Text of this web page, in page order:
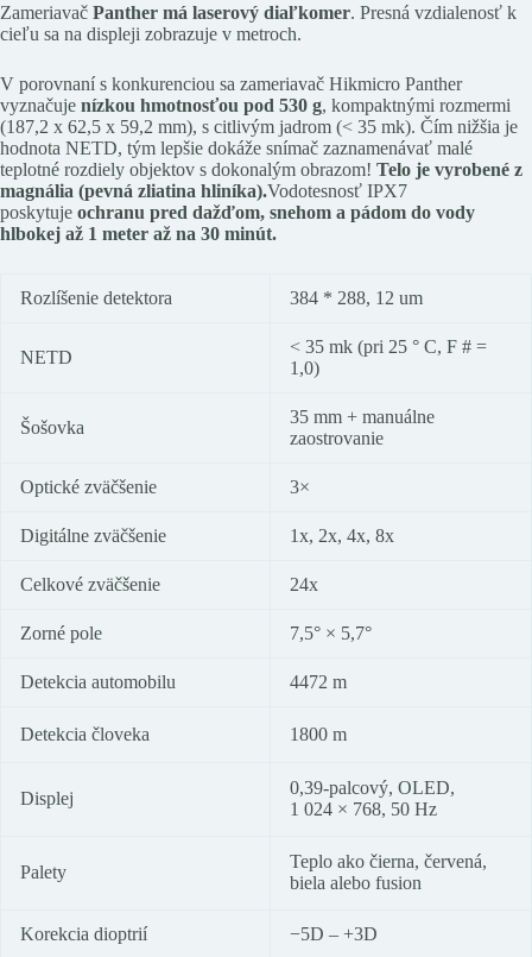
Zameriavač Panther má laserový diaľkomer. Presná vzdialenosť k
cieľu sa na displeji zobrazuje v metroch.
V porovnaní s konkurenciou sa zameriavač Hikmicro Panther
vyznačuje nízkou hmotnosťou pod 530 g, kompaktnými rozmermi
(187,2 x 62,5 x 59,2 mm), s citlivým jadrom (< 35 mk). Čím nižšia je
hodnota NETD, tým lepšie dokáže snímač zaznamenávať malé
teplotné rozdiely objektov s dokonalým obrazom! Telo je vyrobené z
magnália (pevná zliatina hliníka).Vodotesnosť IPX7
poskytuje ochranu pred dažďom, snehom a pádom do vody
hlbokej až 1 meter až na 30 minút.
Rozlíšenie detektora 384 * 288, 12 um
NETD
< 35 mk (pri 25 ° C, F # =
1,0)
Šošovka
35 mm + manuálne
zaostrovanie
Optické zväčšenie 3×
Digitálne zväčšenie 1x, 2x, 4x, 8x
Celkové zväčšenie 24x
Zorné pole 7,5° × 5,7°
Detekcia automobilu 4472 m
Detekcia človeka 1800 m
Displej
0,39-palcový, OLED,
1 024 × 768, 50 Hz
Palety
Teplo ako čierna, červená,
biela alebo fusion
Korekcia dioptrií −5D – +3D